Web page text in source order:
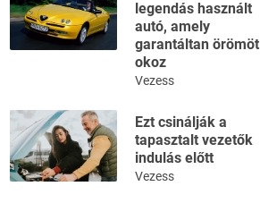
legendás használt
autó, amely
garantáltan örömöt
okoz
Vezess
Ezt csinálják a
tapasztalt vezetők
indulás előtt
Vezess